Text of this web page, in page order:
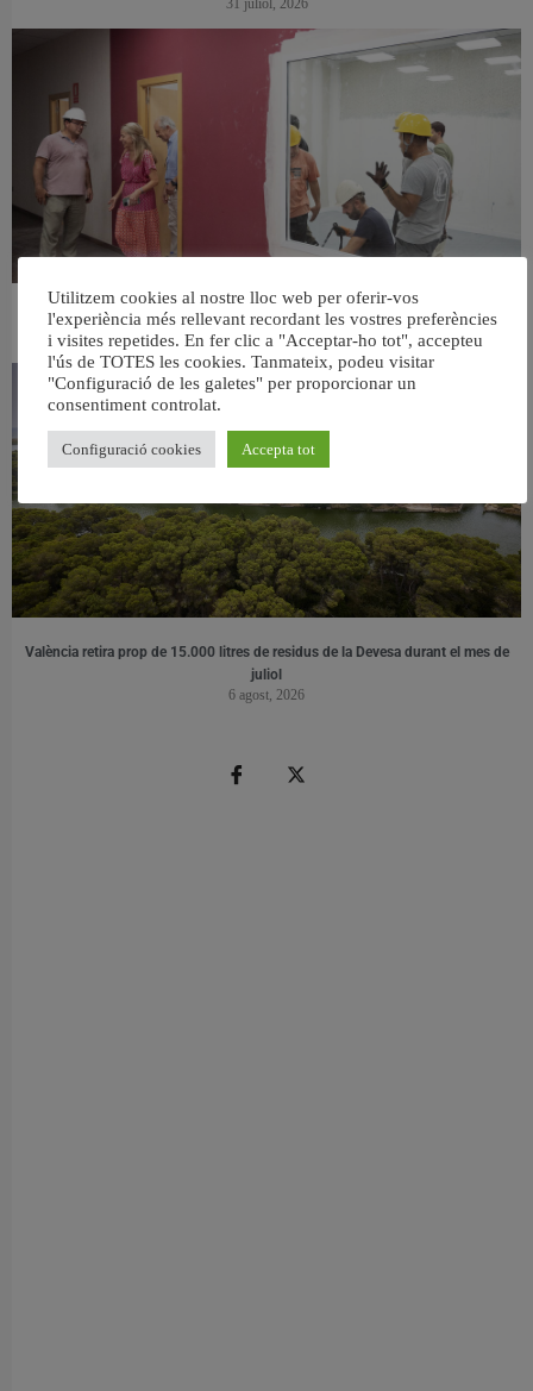
València ultima el nou centre per a persones majors del barri de Sant Antoni
6 agost, 2026
València retira prop de 15.000 litres de residus de la Devesa durant el mes de
juliol
6 agost, 2026
Utilitzem cookies al nostre lloc web per oferir-vos
l'experiència més rellevant recordant les vostres preferències
i visites repetides. En fer clic a "Acceptar-ho tot", accepteu
l'ús de TOTES les cookies. Tanmateix, podeu visitar
"Configuració de les galetes" per proporcionar un
consentiment controlat.
Configuració cookies Accepta tot